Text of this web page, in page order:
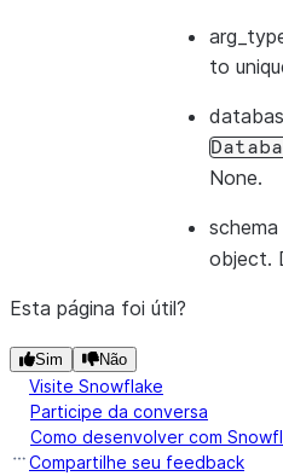
to
None.
schema
object.
Esta página foi útil?
Sim Não
Visite Snowflake
Participe da conversa
Como desenvolver com
Compartilhe seu feedback